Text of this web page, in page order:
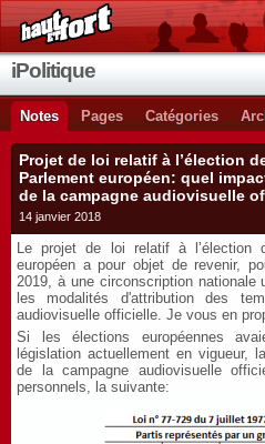
iPolitique
Notes Pages Catégories
Projet de loi relatif à l’élection
Parlement européen: quel
de la campagne audiovisuelle
14 janvier 2018
Le projet de loi relatif à l’élection
européen a pour objet de revenir,
2019, à une circonscription nationale
les modalités d'attribution des
audiovisuelle officielle. Je vous en
Si les élections européennes
législation actuellement en vigueur,
de la campagne audiovisuelle
personnels, la suivante: